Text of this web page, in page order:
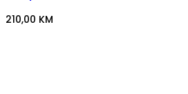
210,00 KM